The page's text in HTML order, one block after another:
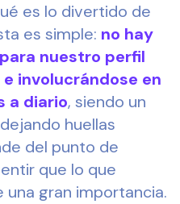
es lo divertido de
es simple: no hay
nuestro perfil
involucrándose en
a diario, siendo un
huellas
del punto de
que lo que
gran importancia.